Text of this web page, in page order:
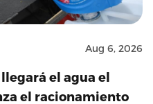
Aug 6, 2026
el agua el
el racionamiento